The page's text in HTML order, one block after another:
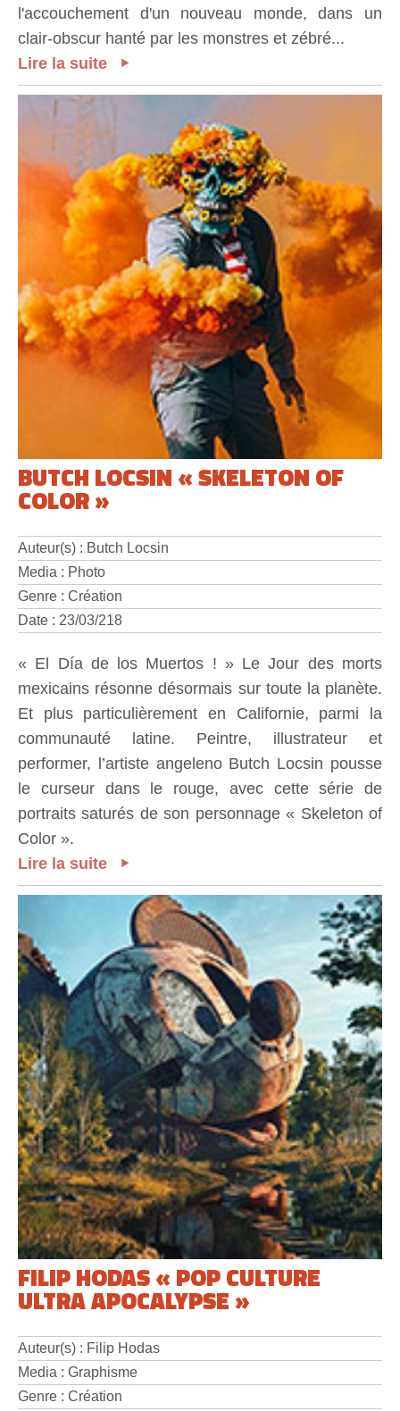
l'accouchement d'un nouveau monde, dans un
clair-obscur hanté par les monstres et zébré...
Lire la suite
BUTCH LOCSIN « SKELETON OF
COLOR »
Auteur(s) : Butch Locsin
Media : Photo
Genre : Création
Date : 23/03/218
« El Día de los Muertos ! » Le Jour des morts
mexicains résonne désormais sur toute la planète.
Et plus particulièrement en Californie, parmi la
communauté latine. Peintre, illustrateur et
performer, l’artiste angeleno Butch Locsin pousse
le curseur dans le rouge, avec cette série de
portraits saturés de son personnage « Skeleton of
Color ».
Lire la suite
FILIP HODAS « POP CULTURE
ULTRA APOCALYPSE »
Auteur(s) : Filip Hodas
Media : Graphisme
Genre : Création